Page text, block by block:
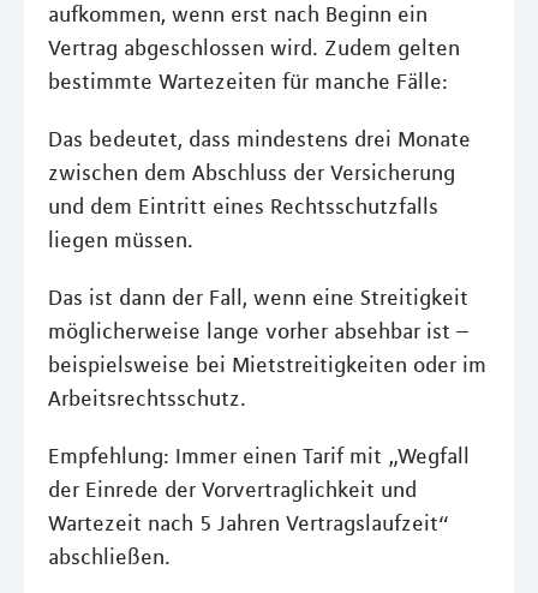
aufkommen, wenn erst nach Beginn ein
Vertrag abgeschlossen wird. Zudem gelten
bestimmte Wartezeiten für manche Fälle:
Das bedeutet, dass mindestens drei Monate
zwischen dem Abschluss der Versicherung
und dem Eintritt eines Rechtsschutzfalls
liegen müssen.
Das ist dann der Fall, wenn eine Streitigkeit
möglicherweise lange vorher absehbar ist –
beispielsweise bei Mietstreitigkeiten oder im
Arbeitsrechtsschutz.
Empfehlung: Immer einen Tarif mit „Wegfall
der Einrede der Vorvertraglichkeit und
Wartezeit nach 5 Jahren Vertragslaufzeit“
abschließen.